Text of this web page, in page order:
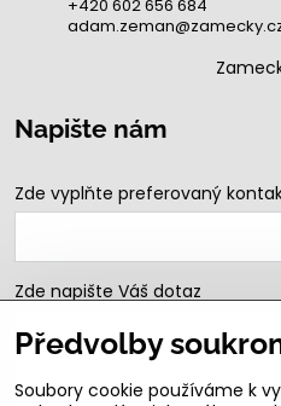
+420 602 656 684
Napište nám
Zde vyplňte preferovaný
Zde napište Váš dotaz
Předvolby
Soubory cookie používáme k